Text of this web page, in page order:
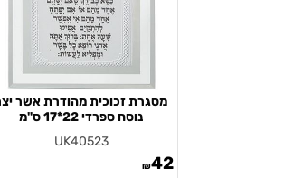
מסגרת זכוכית מהודרת אשר
נוסח ספרדי 22*17 ס"מ
UK40523
₪42